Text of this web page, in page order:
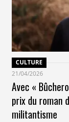
CULTURE
21/04/2026
Avec «
prix du roman
militantisme